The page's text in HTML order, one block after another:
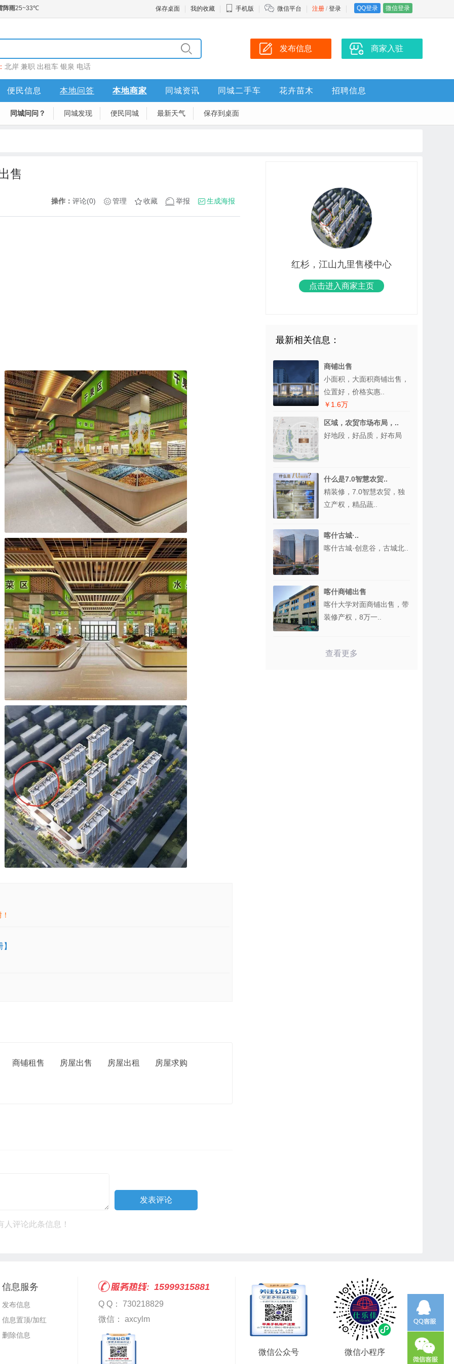
注册 / 登录 QQ登录 微信登录
保存桌面 我的收藏 手机版 微信平台
北岸 兼职 出租车 银泉 电话
发布信息 商家入驻
便民信息 本地问答 本地商家 同城资讯 同城二手车 花卉苗木 招聘信息
同城问问？ 同城发现 便民同城 最新天气 保存到桌面
售
操作： 评论(0) 管理 收藏 举报 生成海报
商铺租售 房屋出售 房屋出租 房屋求购
人评论此条信息！
红杉，江山九里售楼中心
点击进入商家主页
最新相关信息：
商铺出售
小面积，大面积商铺出售，
位置好，价格实惠..
￥1.6万
区域，农贸市场布局，..
好地段，好品质，好布局
什么是7.0智慧农贸..
精装修，7.0智慧农贸，独
立产权，精品蔬..
喀什古城·..
喀什古城·创意谷，古城北..
喀什商铺出售
喀什大学对面商铺出售，带
装修产权，8万一..
查看更多
信息服务
发布信息
信息置顶/加红
删除信息
15999315881
Q Q： 730218829
微信： axcylm
微信公众号 微信小程序